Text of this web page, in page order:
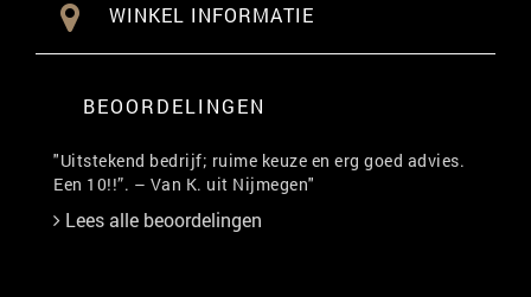
WINKEL INFORMATIE
BEOORDELINGEN
"Uitstekend bedrijf; ruime keuze en erg goed advies.
Een 10!!”. – Van K. uit Nijmegen"
Lees alle beoordelingen